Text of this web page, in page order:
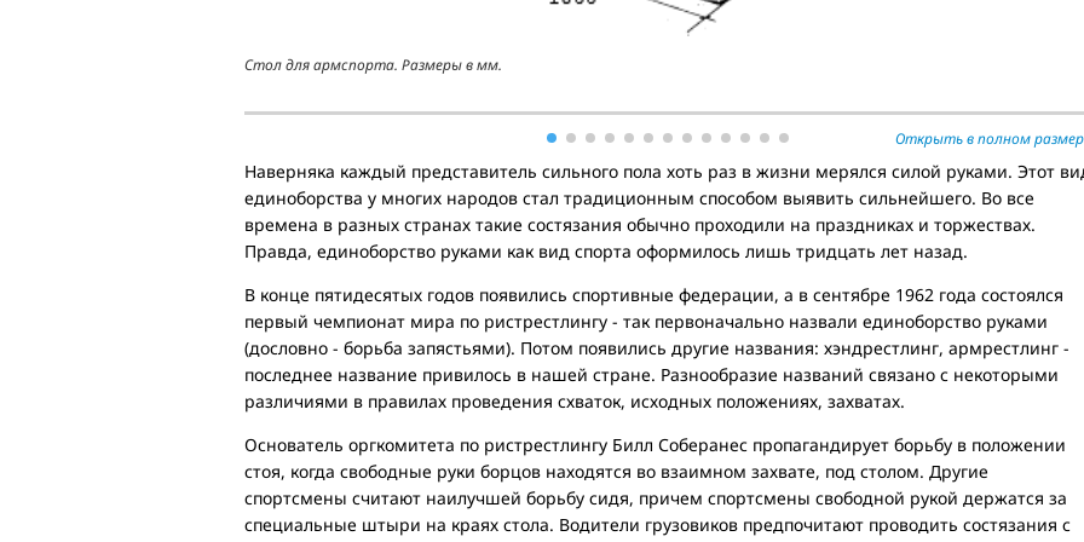
Стол для армспорта. Размеры в мм.
Открыть в полном
Наверняка каждый представитель сильного пола хоть раз в жизни мерялся силой руками. Этот
единоборства у многих народов стал традиционным способом выявить сильнейшего. Во все
времена в разных странах такие состязания обычно проходили на праздниках и торжествах.
Правда, единоборство руками как вид спорта оформилось лишь тридцать лет назад.
В конце пятидесятых годов появились спортивные федерации, а в сентябре 1962 года состоялся
первый чемпионат мира по ристрестлингу - так первоначально назвали единоборство руками
(дословно - борьба запястьями). Потом появились другие названия: хэндрестлинг, армрестлинг -
последнее название привилось в нашей стране. Разнообразие названий связано с некоторыми
различиями в правилах проведения схваток, исходных положениях, захватах.
Основатель оргкомитета по ристрестлингу Билл Соберанес пропагандирует борьбу в положении
стоя, когда свободные руки борцов находятся во взаимном захвате, под столом. Другие
спортсмены считают наилучшей борьбу сидя, причем спортсмены свободной рукой держатся за
специальные штыри на краях стола. Водители грузовиков предпочитают проводить состязания с